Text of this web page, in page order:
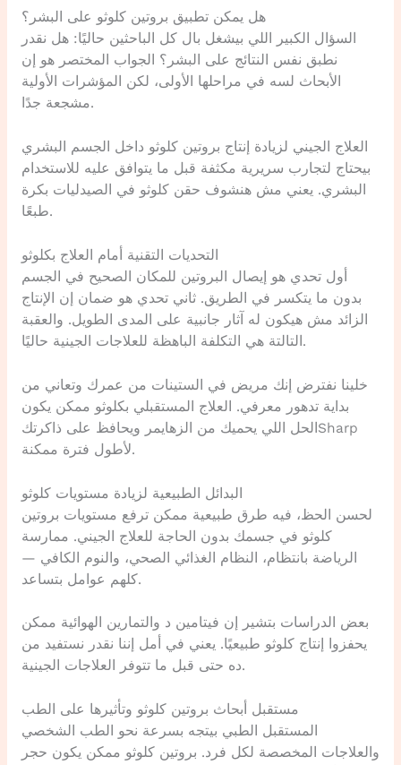
هل يمكن تطبيق بروتين كلوثو على البشر؟
السؤال الكبير اللي بيشغل بال كل الباحثين حاليًا: هل نقدر
نطبق نفس النتائج على البشر؟ الجواب المختصر هو إن
الأبحاث لسه في مراحلها الأولى، لكن المؤشرات الأولية
مشجعة جدًا.
العلاج الجيني لزيادة إنتاج بروتين كلوثو داخل الجسم البشري
بيحتاج لتجارب سريرية مكثفة قبل ما يتوافق عليه للاستخدام
البشري. يعني مش هنشوف حقن كلوثو في الصيدليات بكرة
طبعًا.
التحديات التقنية أمام العلاج بكلوثو
أول تحدي هو إيصال البروتين للمكان الصحيح في الجسم
بدون ما يتكسر في الطريق. ثاني تحدي هو ضمان إن الإنتاج
الزائد مش هيكون له آثار جانبية على المدى الطويل. والعقبة
التالتة هي التكلفة الباهظة للعلاجات الجينية حاليًا.
خلينا نفترض إنك مريض في الستينات من عمرك وتعاني من
بداية تدهور معرفي. العلاج المستقبلي بكلوثو ممكن يكون
الحل اللي يحميك من الزهايمر ويحافظ على ذاكرتكSharp
لأطول فترة ممكنة.
البدائل الطبيعية لزيادة مستويات كلوثو
لحسن الحظ، فيه طرق طبيعية ممكن ترفع مستويات بروتين
كلوثو في جسمك بدون الحاجة للعلاج الجيني. ممارسة
الرياضة بانتظام، النظام الغذائي الصحي، والنوم الكافي —
كلهم عوامل بتساعد.
بعض الدراسات بتشير إن فيتامين د والتمارين الهوائية ممكن
يحفزوا إنتاج كلوثو طبيعيًا. يعني في أمل إننا نقدر نستفيد من
ده حتى قبل ما تتوفر العلاجات الجينية.
مستقبل أبحاث بروتين كلوثو وتأثيرها على الطب
المستقبل الطبي بيتجه بسرعة نحو الطب الشخصي
والعلاجات المخصصة لكل فرد. بروتين كلوثو ممكن يكون حجر